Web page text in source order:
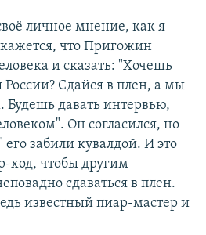
личное мнение, как я
что Пригожин
и сказать: "Хочешь
России? Сдайся в плен, а мы
Будешь давать интервью,
Он согласился, но
его забили кувалдой. И это
ход, чтобы другим
сдаваться в плен.
известный пиар-мастер и